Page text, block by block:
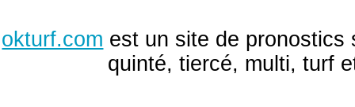
okturf.com est un site de pronostics
quinté, tiercé, multi, turf